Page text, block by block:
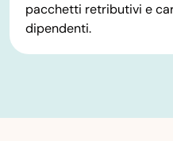
pacchetti retributivi e
dipendenti.